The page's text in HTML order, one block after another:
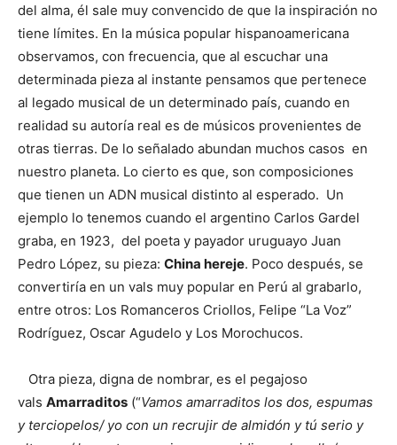
del alma, él sale muy convencido de que la inspiración no
tiene límites. En la música popular hispanoamericana
observamos, con frecuencia, que al escuchar una
determinada pieza al instante pensamos que pertenece
al legado musical de un determinado país, cuando en
realidad su autoría real es de músicos provenientes de
otras tierras. De lo señalado abundan muchos casos en
nuestro planeta. Lo cierto es que, son composiciones
que tienen un ADN musical distinto al esperado. Un
ejemplo lo tenemos cuando el argentino Carlos Gardel
graba, en 1923, del poeta y payador uruguayo Juan
Pedro López, su pieza: China hereje. Poco después, se
convertiría en un vals muy popular en Perú al grabarlo,
entre otros: Los Romanceros Criollos, Felipe “La Voz”
Rodríguez, Oscar Agudelo y Los Morochucos.
Otra pieza, digna de nombrar, es el pegajoso
vals Amarraditos (“Vamos amarraditos los dos, espumas
y terciopelos/ yo con un recrujir de almidón y tú serio y